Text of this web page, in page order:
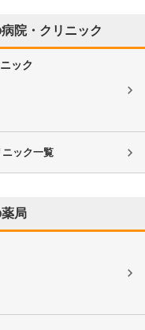
院・クリニック
ック
ック一覧
局